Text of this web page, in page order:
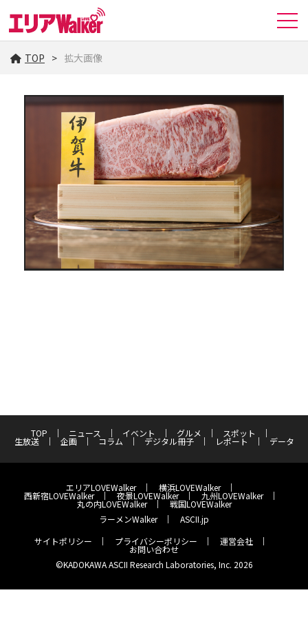
TOP 拡大画像
TOP ニュース イベント グルメ スポット
生放送 企画 コラム デジタル冊子 レポート データ
エリアLOVEWalker 横浜LOVEWalker
西新宿LOVEWalker 夜景LOVEWalker 九州LOVEWalker
丸の内LOVEWalker
戦国LOVEWalker
ラーメンWalker
ASCII.jp
サイトポリシー
プライバシーポリシー 運営会社
お問い合わせ
©KADOKAWA ASCII Research Laboratories, Inc. 2026